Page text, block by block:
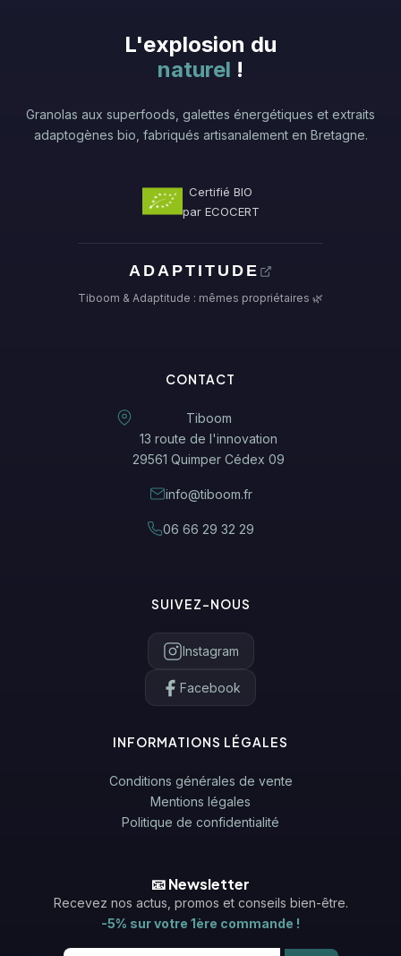
L'explosion du
naturel !
Granolas aux superfoods, galettes énergétiques et extraits
adaptogènes bio, fabriqués artisanalement en Bretagne.
Certifié BIO
par ECOCERT
ADAPTITUDE
Tiboom & Adaptitude : mêmes propriétaires 🌿
CONTACT
Tiboom
13 route de l'innovation
29561 Quimper Cédex 09
info@tiboom.fr
06 66 29 32 29
SUIVEZ-NOUS
Instagram
Facebook
INFORMATIONS LÉGALES
Conditions générales de vente
Mentions légales
Politique de confidentialité
📧 Newsletter
Recevez nos actus, promos et conseils bien-être.
-5% sur votre 1ère commande !